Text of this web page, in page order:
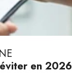
en 2026